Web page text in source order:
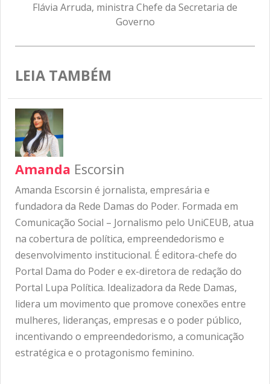
Flávia Arruda, ministra Chefe da Secretaria de
Governo
LEIA TAMBÉM
Amanda Escorsin
Amanda Escorsin é jornalista, empresária e
fundadora da Rede Damas do Poder. Formada em
Comunicação Social – Jornalismo pelo UniCEUB, atua
na cobertura de política, empreendedorismo e
desenvolvimento institucional. É editora-chefe do
Portal Dama do Poder e ex-diretora de redação do
Portal Lupa Política. Idealizadora da Rede Damas,
lidera um movimento que promove conexões entre
mulheres, lideranças, empresas e o poder público,
incentivando o empreendedorismo, a comunicação
estratégica e o protagonismo feminino.